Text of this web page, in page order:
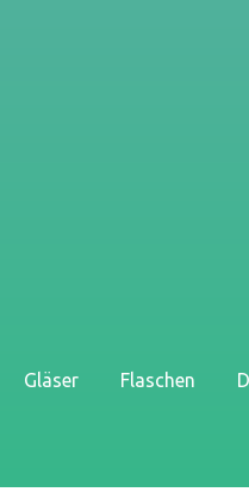
Gläser Flaschen